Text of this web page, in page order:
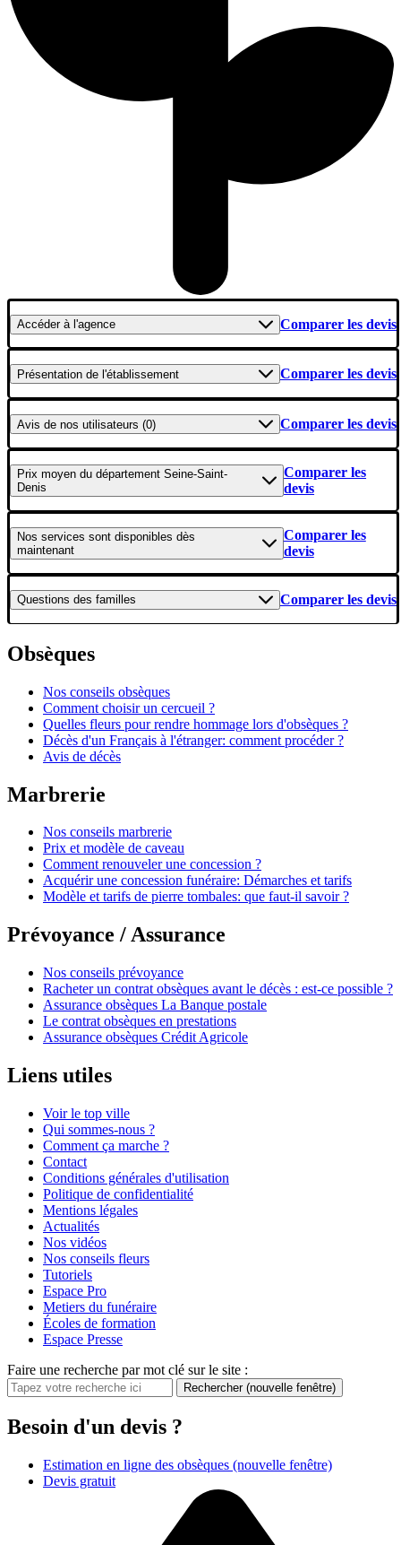
Accéderà l'agence Comparer les devis
Présentation de l'établissement Comparer les devis
Avis de nos utilisateurs (0) Comparer les devis
Prix moyen du département Seine-Saint-
Denis
Comparer les
devis
Nos services sont disponibles dès
maintenant
Comparer les
devis
Questions des familles Comparer les devis
Obsèques
Nos conseils obsèques
Comment choisir un cercueil ?
Quelles fleurs pour rendre hommage lors d'obsèques ?
Décès d'un Français à l'étranger: comment procéder ?
Avis de décès
Marbrerie
Nos conseils marbrerie
Prix et modèle de caveau
Comment renouveler une concession ?
Acquérir une concession funéraire: Démarches et tarifs
Modèle et tarifs de pierre tombales: que faut-il savoir ?
Prévoyance / Assurance
Nos conseils prévoyance
Racheter un contrat obsèques avant le décès : est-ce possible ?
Assurance obsèques La Banque postale
Le contrat obsèques en prestations
Assurance obsèques Crédit Agricole
Liens utiles
Voir le top ville
Qui sommes-nous ?
Comment ça marche ?
Contact
Conditions générales d'utilisation
Politique de confidentialité
Mentions légales
Actualités
Nos vidéos
Nos conseils fleurs
Tutoriels
Espace Pro
Metiers du funéraire
Écoles de formation
Espace Presse
Faire une recherche par mot clé sur le site :
Rechercher (nouvelle fenêtre)
Besoin d'un devis ?
Estimation en ligne des obsèques (nouvelle fenêtre)
Devis gratuit